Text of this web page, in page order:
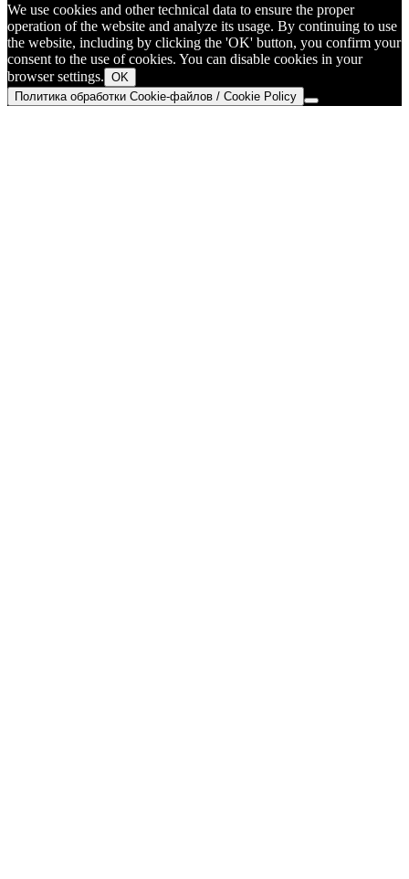
We use cookies and other technical data to ensure the proper
operation of the website and analyze its usage. By continuing to use
the website, including by clicking the 'OK' button, you confirm your
consent to the use of cookies. You can disable cookies in your
browser settings. OK
Политика обработки Cookie-файлов / Cookie Policy